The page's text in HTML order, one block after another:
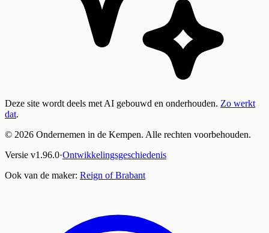
Deze site wordt deels met AI gebouwd en onderhouden. Zo werkt
dat.
© 2026 Ondernemen in de Kempen. Alle rechten voorbehouden.
Versie v1.96.0·Ontwikkelingsgeschiedenis
Ook van de maker: Reign of Brabant